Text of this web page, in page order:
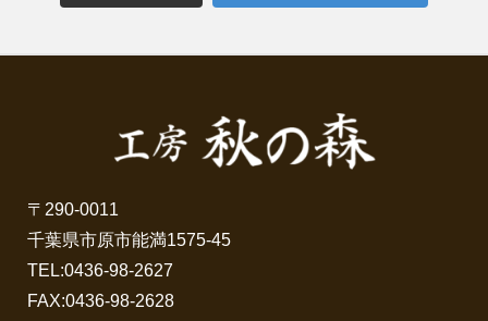
〒290-0011
千葉県市原市能満1575-45
TEL:0436-98-2627
FAX:0436-98-2628